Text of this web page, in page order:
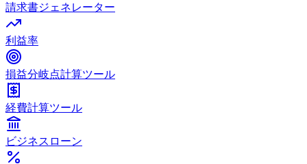
請求書ジェネレーター
利益率
損益分岐点計算ツール
経費計算ツール
ビジネスローン